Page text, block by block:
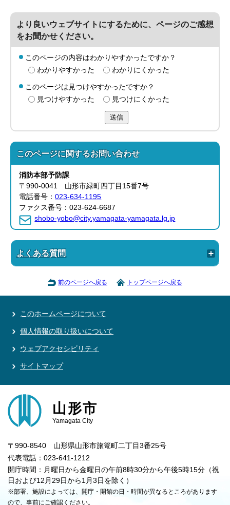
より良いウェブサイトにするために、ページのご感想
をお聞かせください。
このページの内容はわかりやすかったですか？
わかりやすかった
わかりにくかった
このページは見つけやすかったですか？
見つけやすかった
見つけにくかった
送信
このページに関するお問い合わせ
消防本部予防課
〒990-0041 山形市緑町四丁目15番7号
電話番号：023-634-1195
ファクス番号：023-624-6687
shobo-yobo@city.yamagata-yamagata.lg.jp
よくある質問
前のページへ戻る トップページへ戻る
このホームページについて
個人情報の取り扱いについて
ウェブアクセシビリティ
サイトマップ
山形市
Yamagata City
〒990-8540 山形県山形市旅篭町二丁目3番25号
代表電話：023-641-1212
開庁時間：月曜日から金曜日の午前8時30分から午後5時15分（祝
日および12月29日から1月3日を除く）
※部署、施設によっては、開庁・開館の日・時間が異なるところがあります
ので、事前にご確認ください。